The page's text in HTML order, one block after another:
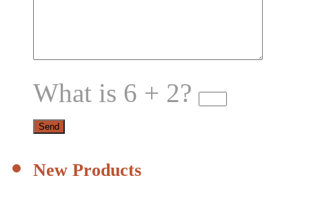
What is 6 + 2?
New Products